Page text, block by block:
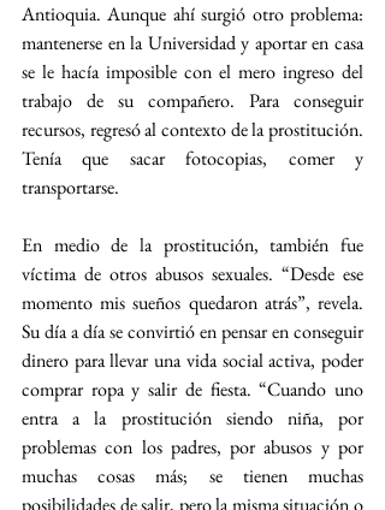
Antioquia. Aunque ahí surgió otro problema:
mantenerse en la Universidad y aportar en casa
se le hacía imposible con el mero ingreso del
trabajo de su compañero. Para conseguir
recursos, regresó al contexto de la prostitución.
Tenía que sacar fotocopias, comer y
transportarse.
En medio de la prostitución, también fue
víctima de otros abusos sexuales. “Desde ese
momento mis sueños quedaron atrás”, revela.
Su día a día se convirtió en pensar en conseguir
dinero para llevar una vida social activa, poder
comprar ropa y salir de fiesta. “Cuando uno
entra a la prostitución siendo niña, por
problemas con los padres, por abusos y por
muchas cosas más; se tienen muchas
posibilidades de salir, pero la misma situación o